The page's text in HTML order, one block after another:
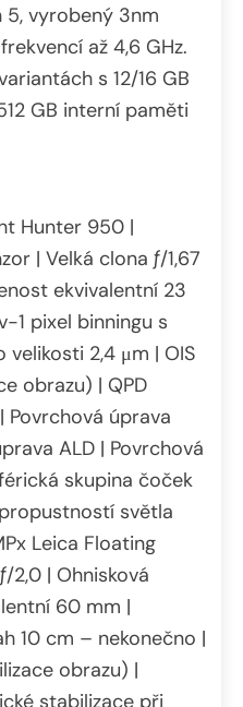
5, vyrobený 3nm
až 4,6 GHz.
s 12/16 GB
GB interní paměti
Hunter 950 |
| Velká clona ƒ/1,67
ekvivalentní 23
1 pixel binningu s
2,4 μm | OIS
obrazu) | QPD
Povrchová úprava
ALD | Povrchová
skupina čoček
světla
Leica Floating
2,0 | Ohnisková
60 mm |
10 cm – nekonečno |
obrazu) |
stabilizace při